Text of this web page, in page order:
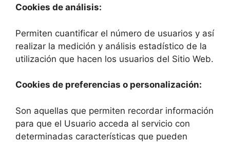
Cookies de análisis:
Permiten cuantificar el número de usuarios y así
realizar la medición y análisis estadístico de la
utilización que hacen los usuarios del Sitio Web.
Cookies de preferencias o personalización:
Son aquellas que permiten recordar información
para que el Usuario acceda al servicio con
determinadas características que pueden